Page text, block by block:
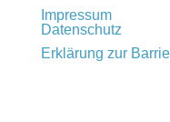
Impressum
Datenschutz
Erklärung zur